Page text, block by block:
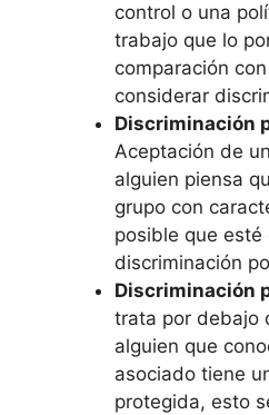
control o una
trabajo que lo
comparación
considerar
Discriminación
Aceptación de
alguien piensa
grupo con
posible que
discriminación
Discriminación
trata por debajo
alguien que
asociado tiene
protegida, esto